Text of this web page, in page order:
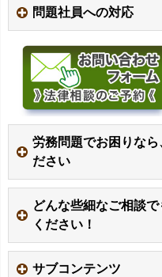
問題社員への対応
労務問題でお困りな
ださい
どんな些細なご相談
ください！
サブコンテンツ